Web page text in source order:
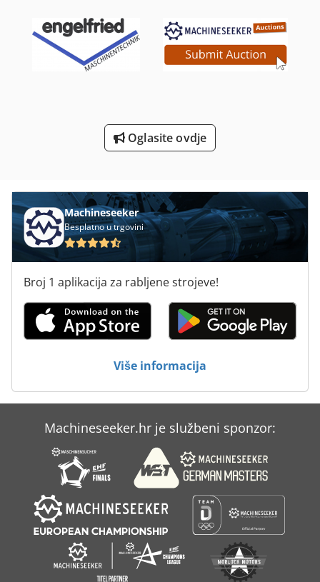
Portal Brusilica
Profil Brusilice
Strojevi Za BrušenjeOglasite ovdje
Machineseeker
Besplatno u trgovini
Broj 1 aplikacija za rabljene strojeve!
Više informacija
Machineseeker.hr je službeni sponzor: